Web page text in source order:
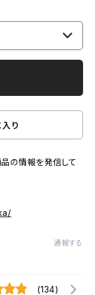
り
品の情報を発信して
通報する
(134)